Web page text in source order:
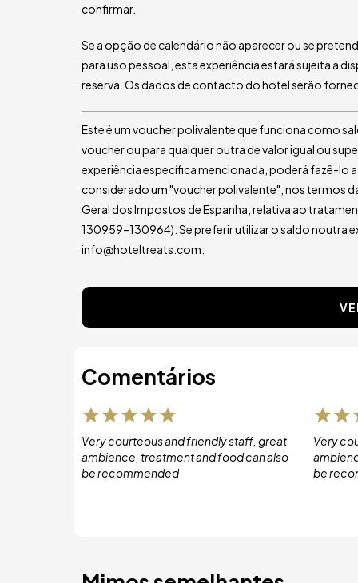
confirmar.
Se a opção de calendário não aparecer ou se
para uso pessoal, esta experiência estará sujeita a
reserva. Os dados de contacto do hotel serão
Este é um voucher polivalente que funciona como
voucher ou para qualquer outra de valor igual ou
experiência específica mencionada, poderá fazê-lo
considerado um "voucher polivalente", nos termos
Geral dos Impostos de Espanha, relativa ao
130959–130964). Se preferir utilizar o saldo noutra
info@hoteltreats.com.
Comentários
Very courteous and friendly staff, great
ambience, treatment and food can also
be recommended
Very
be